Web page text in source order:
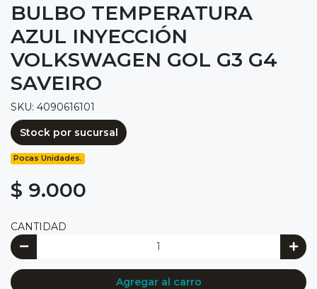
BULBO TEMPERATURA
AZUL INYECCIÓN
VOLKSWAGEN GOL G3 G4
SAVEIRO
SKU: 4090616101
Stock por sucursal
Pocas Unidades.
$ 9.000
CANTIDAD
Agregar al carro